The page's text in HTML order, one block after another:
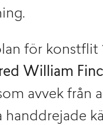
för konstflit
William
avvek från